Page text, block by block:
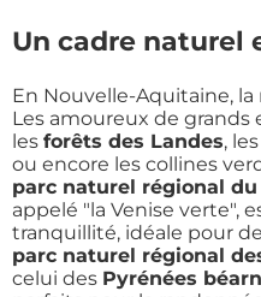
Un cadre naturel
En Nouvelle-Aquitaine,
Les amoureux de grands
les forêts des Landes,
ou encore les collines
parc naturel régional
appelé "la Venise verte",
tranquillité, idéale pour
parc naturel régional
celui des Pyrénées